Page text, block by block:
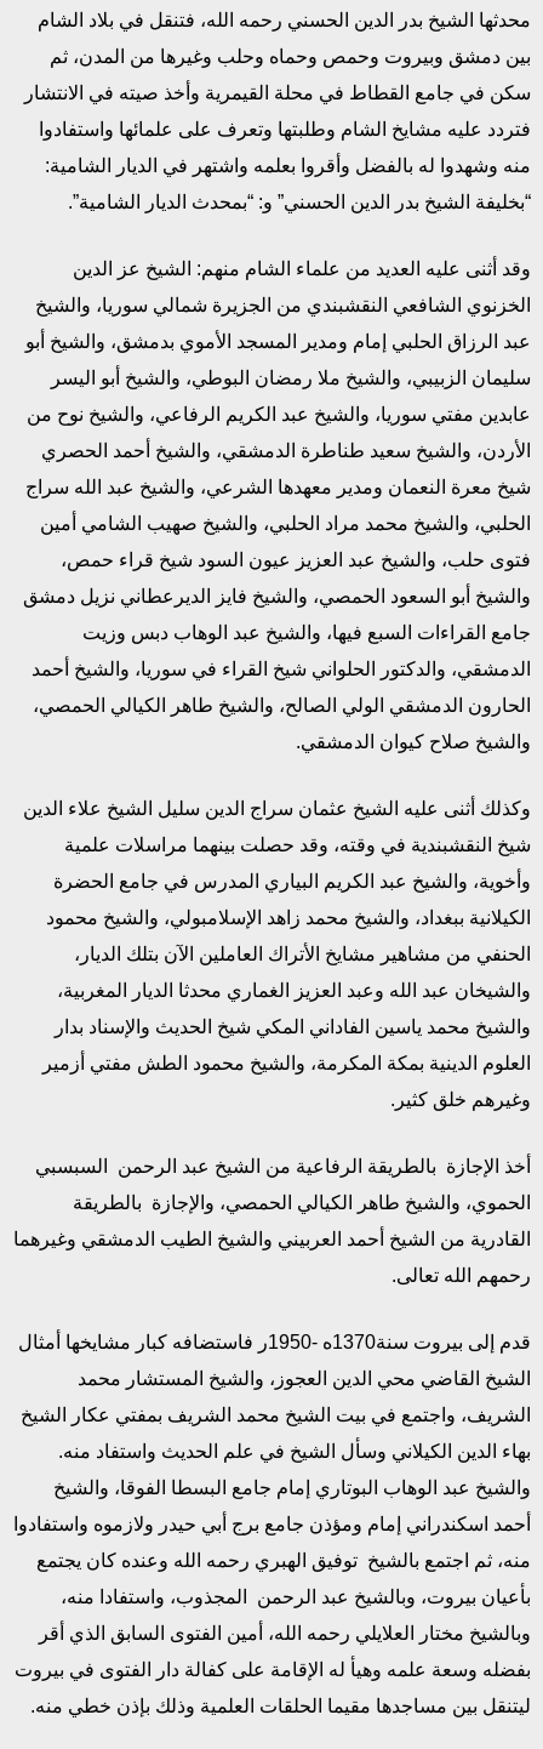
محدثها الشيخ بدر الدين الحسني رحمه الله، فتنقل في بلاد الشام
بين دمشق وبيروت وحمص وحماه وحلب وغيرها من المدن، ثم
سكن في جامع القطاط في محلة القيمرية وأخذ صيته في الانتشار
فتردد عليه مشايخ الشام وطلبتها وتعرف على علمائها واستفادوا
منه وشهدوا له بالفضل وأقروا بعلمه واشتهر في الديار الشامية:
“بخليفة الشيخ بدر الدين الحسني” و: “بمحدث الديار الشامية”.
وقد أثنى عليه العديد من علماء الشام منهم: الشيخ عز الدين
الخزنوي الشافعي النقشبندي من الجزيرة شمالي سوريا، والشيخ
عبد الرزاق الحلبي إمام ومدير المسجد الأموي بدمشق، والشيخ أبو
سليمان الزبيبي، والشيخ ملا رمضان البوطي، والشيخ أبو اليسر
عابدين مفتي سوريا، والشيخ عبد الكريم الرفاعي، والشيخ نوح من
الأردن، والشيخ سعيد طناطرة الدمشقي، والشيخ أحمد الحصري
شيخ معرة النعمان ومدير معهدها الشرعي، والشيخ عبد الله سراج
الحلبي، والشيخ محمد مراد الحلبي، والشيخ صهيب الشامي أمين
فتوى حلب، والشيخ عبد العزيز عيون السود شيخ قراء حمص،
والشيخ أبو السعود الحمصي، والشيخ فايز الديرعطاني نزيل دمشق
جامع القراءات السبع فيها، والشيخ عبد الوهاب دبس وزيت
الدمشقي، والدكتور الحلواني شيخ القراء في سوريا، والشيخ أحمد
الحارون الدمشقي الولي الصالح، والشيخ طاهر الكيالي الحمصي،
والشيخ صلاح كيوان الدمشقي.
وكذلك أثنى عليه الشيخ عثمان سراج الدين سليل الشيخ علاء الدين
شيخ النقشبندية في وقته، وقد حصلت بينهما مراسلات علمية
وأخوية، والشيخ عبد الكريم البياري المدرس في جامع الحضرة
الكيلانية ببغداد، والشيخ محمد زاهد الإسلامبولي، والشيخ محمود
الحنفي من مشاهير مشايخ الأتراك العاملين الآن بتلك الديار،
والشيخان عبد الله وعبد العزيز الغماري محدثا الديار المغربية،
والشيخ محمد ياسين الفاداني المكي شيخ الحديث والإسناد بدار
العلوم الدينية بمكة المكرمة، والشيخ محمود الطش مفتي أزمير
وغيرهم خلق كثير.
أخذ الإجازة بالطريقة الرفاعية من الشيخ عبد الرحمن السبسبي
الحموي، والشيخ طاهر الكيالي الحمصي، والإجازة بالطريقة
القادرية من الشيخ أحمد العربيني والشيخ الطيب الدمشقي وغيرهما
رحمهم الله تعالى.
قدم إلى بيروت سنة1370ه -1950ر فاستضافه كبار مشايخها أمثال
الشيخ القاضي محي الدين العجوز، والشيخ المستشار محمد
الشريف، واجتمع في بيت الشيخ محمد الشريف بمفتي عكار الشيخ
بهاء الدين الكيلاني وسأل الشيخ في علم الحديث واستفاد منه.
والشيخ عبد الوهاب البوتاري إمام جامع البسطا الفوقا، والشيخ
أحمد اسكندراني إمام ومؤذن جامع برج أبي حيدر ولازموه واستفادوا
منه، ثم اجتمع بالشيخ توفيق الهبري رحمه الله وعنده كان يجتمع
بأعيان بيروت، وبالشيخ عبد الرحمن المجذوب، واستفادا منه،
وبالشيخ مختار العلايلي رحمه الله، أمين الفتوى السابق الذي أقر
بفضله وسعة علمه وهيأ له الإقامة على كفالة دار الفتوى في بيروت
ليتنقل بين مساجدها مقيما الحلقات العلمية وذلك بإذن خطي منه.